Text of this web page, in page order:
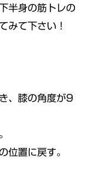
半身の筋トレの
みて下さい！
、膝の角度が9
位置に戻す。